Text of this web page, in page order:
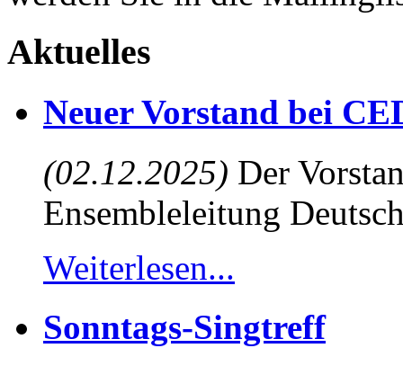
Aktuelles
Neuer Vorstand bei
(02.12.2025) Der
Ensembleleitung
Weiterlesen...
Sonntags-Singtreff